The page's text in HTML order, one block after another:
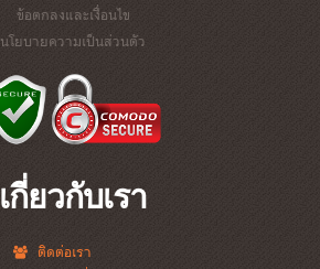
ข้อตกลงและเงื่อนไข
นโยบายความเป็นส่วนตัว
เกี่ยวกับเรา
ติดต่อเรา